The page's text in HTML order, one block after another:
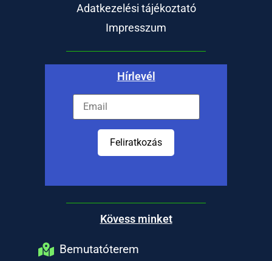
Adatkezelési tájékoztató
Impresszum
Hírlevél
Feliratkozás
Kövess minket
Bemutatóterem